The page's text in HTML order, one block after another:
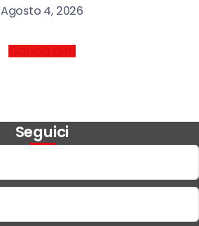
Agosto 4, 2026
Carica altri
Seguici